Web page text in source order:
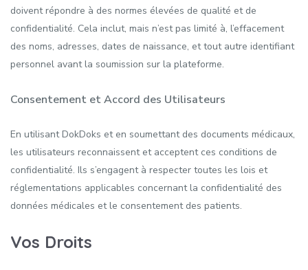
doivent répondre à des normes élevées de qualité et de
confidentialité. Cela inclut, mais n’est pas limité à, l’effacement
des noms, adresses, dates de naissance, et tout autre identifiant
personnel avant la soumission sur la plateforme.
Consentement et Accord des Utilisateurs
En utilisant DokDoks et en soumettant des documents médicaux,
les utilisateurs reconnaissent et acceptent ces conditions de
confidentialité. Ils s’engagent à respecter toutes les lois et
réglementations applicables concernant la confidentialité des
données médicales et le consentement des patients.
Vos Droits